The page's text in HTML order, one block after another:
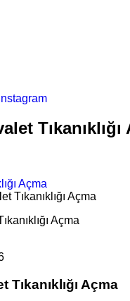
Instagram
Tıkanıklığı
Açma
Tıkanıklığı Açma
Açma